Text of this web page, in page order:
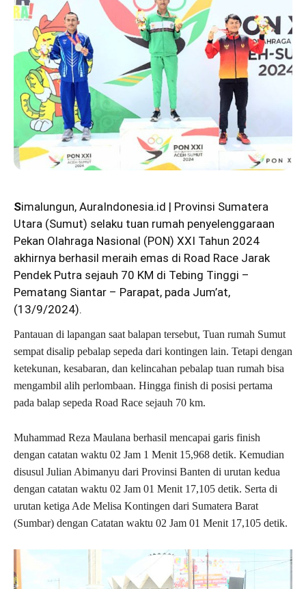
Simalungun, AuraIndonesia.id | Provinsi Sumatera
Utara (Sumut) selaku tuan rumah penyelenggaraan
Pekan Olahraga Nasional (PON) XXI Tahun 2024
akhirnya berhasil meraih emas di Road Race Jarak
Pendek Putra sejauh 70 KM di Tebing Tinggi –
Pematang Siantar – Parapat, pada Jum’at,
(13/9/2024).
Pantauan di lapangan saat balapan tersebut, Tuan rumah Sumut
sempat disalip pebalap sepeda dari kontingen lain. Tetapi dengan
ketekunan, kesabaran, dan kelincahan pebalap tuan rumah bisa
mengambil alih perlombaan. Hingga finish di posisi pertama
pada balap sepeda Road Race sejauh 70 km.
Muhammad Reza Maulana berhasil mencapai garis finish
dengan catatan waktu 02 Jam 1 Menit 15,968 detik. Kemudian
disusul Julian Abimanyu dari Provinsi Banten di urutan kedua
dengan catatan waktu 02 Jam 01 Menit 17,105 detik. Serta di
urutan ketiga Ade Melisa Kontingen dari Sumatera Barat
(Sumbar) dengan Catatan waktu 02 Jam 01 Menit 17,105 detik.